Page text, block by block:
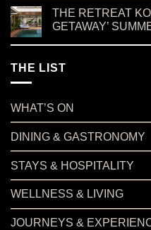
THE RETREAT
GETAWAY’
THE LIST
WHAT’S ON
DINING & GASTRONOMY
STAYS & HOSPITALITY
WELLNESS & LIVING
JOURNEYS &